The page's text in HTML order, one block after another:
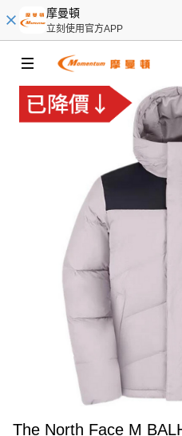
摩曼頓
立刻使用官方APP
The North Face M